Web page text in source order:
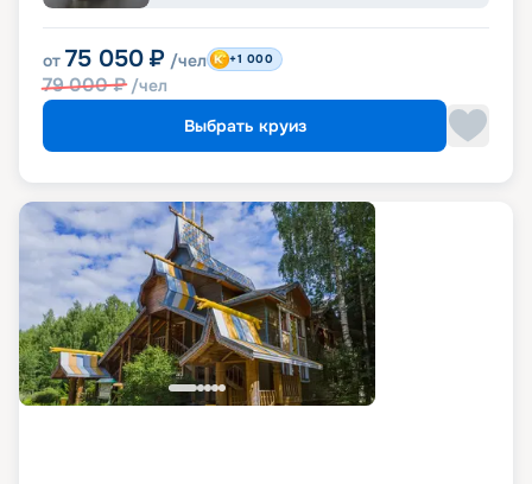
от 75 050 ₽ /чел
79 000₽ /чел
+1 000
Выбрать круиз